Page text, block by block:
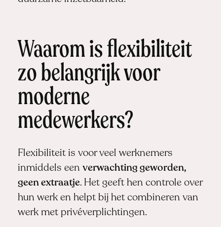
Waarom is flexibiliteit
zo belangrijk voor
moderne
medewerkers?
Flexibiliteit is voor veel werknemers
inmiddels een verwachting geworden,
geen extraatje. Het geeft hen controle over
hun werk en helpt bij het combineren van
werk met privéverplichtingen.